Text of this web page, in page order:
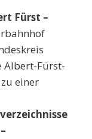
Fürst –
Albert-Fürst-
einer